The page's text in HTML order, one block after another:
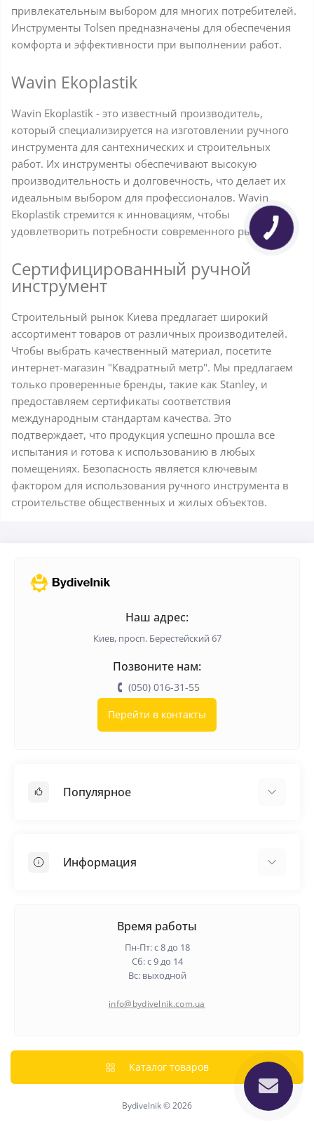
привлекательным выбором для многих потребителей.
Инструменты Tolsen предназначены для обеспечения
комфорта и эффективности при выполнении работ.
Wavin Ekoplastik
Wavin Ekoplastik - это известный производитель,
который специализируется на изготовлении ручного
инструмента для сантехнических и строительных
работ. Их инструменты обеспечивают высокую
производительность и долговечность, что делает их
идеальным выбором для профессионалов. Wavin
Ekoplastik стремится к инновациям, чтобы
удовлетворить потребности современного рынка.
Сертифицированный ручной
инструмент
Строительный рынок Киева предлагает широкий
ассортимент товаров от различных производителей.
Чтобы выбрать качественный материал, посетите
интернет-магазин "Квадратный метр". Мы предлагаем
только проверенные бренды, такие как Stanley, и
предоставляем сертификаты соответствия
международным стандартам качества. Это
подтверждает, что продукция успешно прошла все
испытания и готова к использованию в любых
помещениях. Безопасность является ключевым
фактором для использования ручного инструмента в
строительстве общественных и жилых объектов.
Наш адрес:
Киев, просп. Берестейский 67
Позвоните нам:
(050) 016-31-55
Перейти в контакты
Популярное
Самовыравнивающая смесь
Информация
Политика конфиденциальности
Время работы
Пн-Пт: с 8 до 18
Сб: с 9 до 14
Вс: выходной
info@bydivelnik.com.ua
Каталог товаров
Bydivelnik © 2026